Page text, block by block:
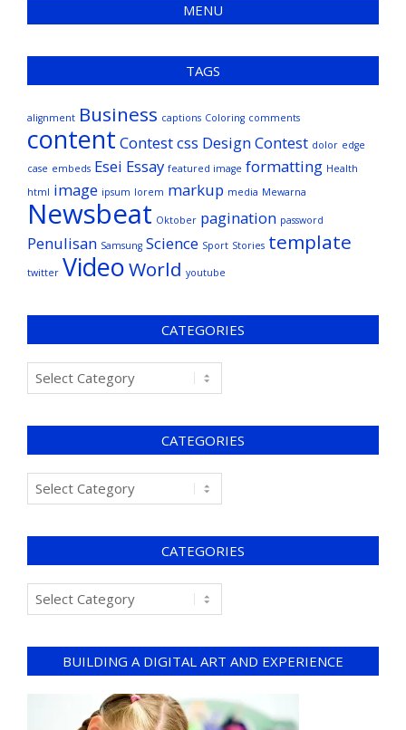
MENU
TAGS
alignment Business captions Coloring comments
content Contestcss Design Contest dolor edge
case embeds Esei Essay featured image formatting Health
html image ipsum lorem markup media Mewarna
Newsbeat Oktober pagination password
Penulisan Samsung Science Sport Stories template
twitter VideoWorld youtube
CATEGORIES
CATEGORIES
CATEGORIES
BUILDING A DIGITAL ART AND EXPERIENCE